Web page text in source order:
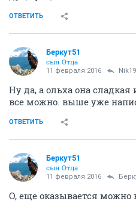
ОТВЕТИТЬ
Беркут51
сын Отца
11 февраля 2016
Ну да, а ольха она
все можно. выше уже
ОТВЕТИТЬ
Беркут51
сын Отца
11 февраля 2016
О, еще оказывается